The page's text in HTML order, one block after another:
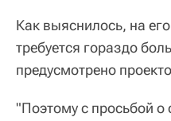
Как выяснилось, на
требуется гораздо
предусмотрено
"Поэтому с просьбой о